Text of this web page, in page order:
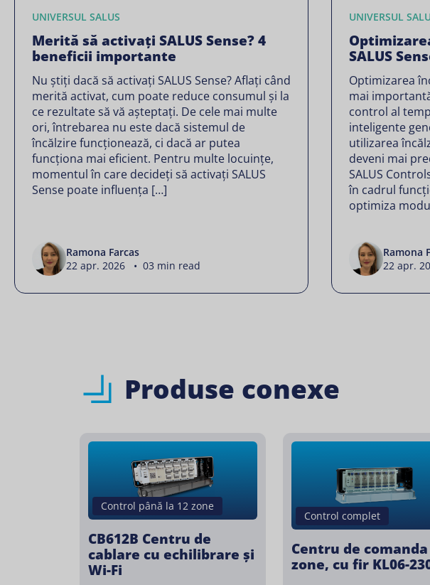
UNIVERSUL SALUS
Merită să activați SALUS Sense? 4
beneficii importante
Nu știți dacă să activați SALUS Sense? Aflați când
merită activat, cum poate reduce consumul și la
ce rezultate să vă așteptați. De cele mai multe
ori, întrebarea nu este dacă sistemul de
încălzire funcționează, ci dacă ar putea
funcționa mai eficient. Pentru multe locuințe,
momentul în care decideți să activați SALUS
Sense poate influența […]
Ramona Farcas
22 apr. 2026 • 03 min read
UNIVERSUL
SALUS
Optimizarea
mai
control al
inteligente
utilizarea
deveni mai
SALUS
în cadrul
optimiza
Ramona
22 apr.
Produse conexe
Control până la 12 zone
CB612B Centru de
cablare cu echilibrare și
Wi-Fi
Control complet
Centru de comanda
zone, cu fir KL06-